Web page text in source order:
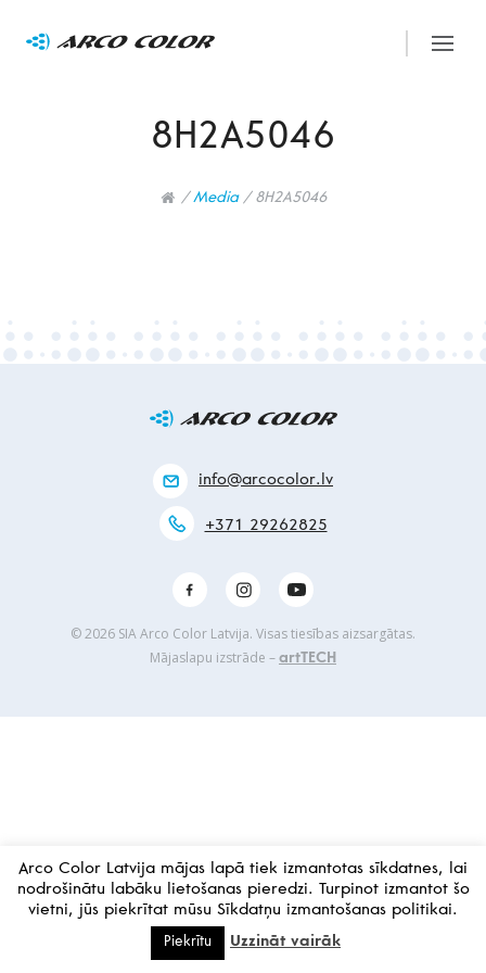
8H2A5046
/ Media / 8H2A5046
info@arcocolor.lv
+371 29262825
© 2026 SIA Arco Color Latvija. Visas tiesības aizsargātas.
Mājaslapu izstrāde – artTECH
Arco Color Latvija mājas lapā tiek izmantotas sīkdatnes, lai
nodrošinātu labāku lietošanas pieredzi. Turpinot izmantot šo
vietni, jūs piekrītat mūsu Sīkdatņu izmantošanas politikai.
Piekrītu Uzzināt vairāk